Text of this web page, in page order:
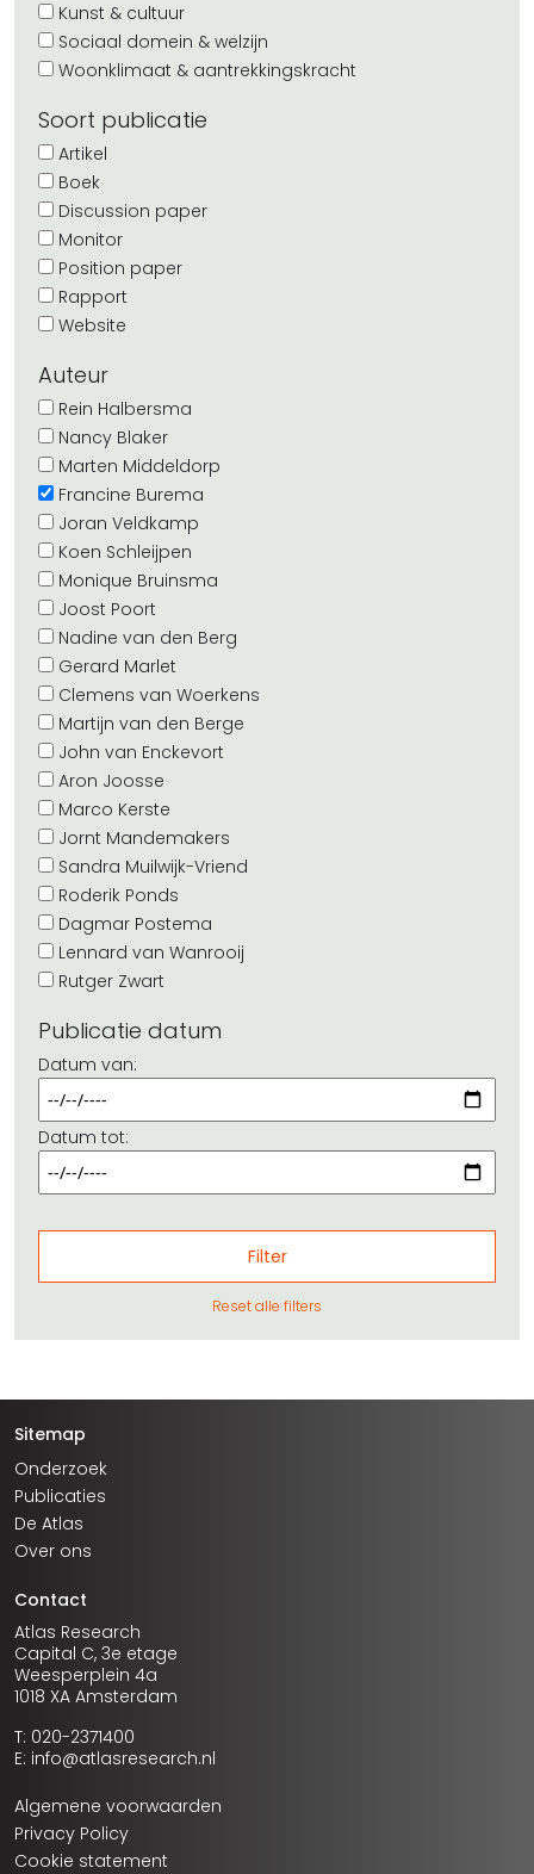
Kunst & cultuur
Sociaal domein & welzijn
Woonklimaat & aantrekkingskracht
Soort publicatie
Artikel
Boek
Discussion paper
Monitor
Position paper
Rapport
Website
Auteur
Rein Halbersma
Nancy Blaker
Marten Middeldorp
Francine Burema
Joran Veldkamp
Koen Schleijpen
Monique Bruinsma
Joost Poort
Nadine van den Berg
Gerard Marlet
Clemens van Woerkens
Martijn van den Berge
John van Enckevort
Aron Joosse
Marco Kerste
Jornt Mandemakers
Sandra Muilwijk-Vriend
Roderik Ponds
Dagmar Postema
Lennard van Wanrooij
Rutger Zwart
Publicatie datum
Datum van:
Datum tot:
Reset alle filters
Sitemap
Onderzoek
Publicaties
De Atlas
Over ons
Contact
Atlas Research
Capital C, 3e etage
Weesperplein 4a
1018 XA Amsterdam
T: 020-2371400
E: info@atlasresearch.nl
Algemene voorwaarden
Privacy Policy
Cookie statement